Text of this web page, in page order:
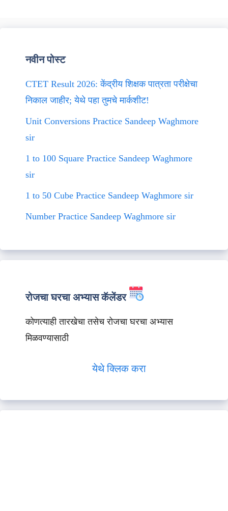
नवीन पोस्ट
CTET Result 2026: केंद्रीय शिक्षक पात्रता परीक्षेचा
निकाल जाहीर; येथे पहा तुमचे मार्कशीट!
Unit Conversions Practice Sandeep Waghmore
sir
1 to 100 Square Practice Sandeep Waghmore
sir
1 to 50 Cube Practice Sandeep Waghmore sir
Number Practice Sandeep Waghmore sir
रोजचा घरचा अभ्यास कॅलेंडर
कोणत्याही तारखेचा तसेच रोजचा घरचा अभ्यास
मिळवण्यासाठी
येथे क्लिक करा